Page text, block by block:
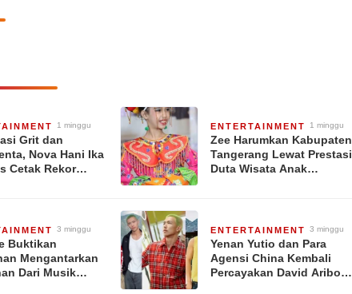
1 minggu
yang lalu
Grit dan
Nova Hani Ika
Cetak Rekor
ENTERTAINMENT
1 minggu
yang lalu
Zee Harumkan Kabupaten
Tangerang Lewat Prestasi
Duta Wisata Anak
3 minggu
Buktikan
Mengantarkan
Dari Musik
ENTERTAINMENT
3 minggu
yang lalu
Yenan Yutio dan Para
Agensi China Kembali
Percayakan David Aribowo